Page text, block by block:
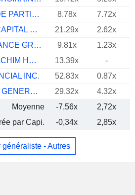
BB SEGURIDADE PARTICIPAÇÕES S.A.
8.78x
7.72x
ADITYA BIRLA CAPITAL LIMITED
21.29x
2.62x
VIENNA INSURANCE GROUP AG
9.81x
1.23x
MENORA MIVTACHIM HOLDINGS LTD.
13.39x
-
INC.
52.83x
0.87x
ICICI LOMBARD GENERAL INSURANCE COMPANY LIMITED
29.32x 4.32x
Moyenne
-7,56x
2,72x
par Capi.
-0,34x 2,85x
- Autres